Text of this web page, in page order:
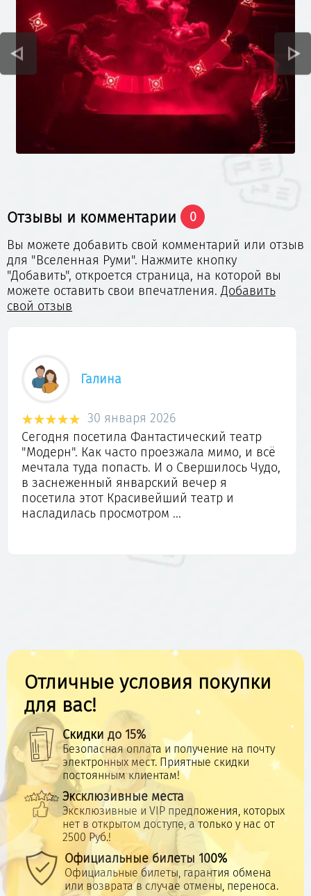
Отзывы и комментарии
0
Вы можете добавить свой комментарий или отзыв
для "Вселенная Руми". Нажмите кнопку
"Добавить", откроется страница, на которой вы
можете оставить свои впечатления.Добавить
свой отзыв
Галина
30 января 2026
Сегодня посетила Фантастический театр
"Модерн". Как часто проезжала мимо, и всё
мечтала туда попасть. И о Свершилось Чудо,
в заснеженный январский вечер я
посетила этот Красивейший театр и
насладилась просмотром ...
Отличные условия покупки
для вас!
Скидки до 15%
Безопасная оплата и получение на почту
электронных мест. Приятные скидки
постоянным клиентам!
Эксклюзивные места
Эксклюзивные и VIP предложения, которых
нет в открытом доступе, а только у нас от
2500 Руб.!
Официальные билеты 100%
Официальные билеты, гарантия обмена
или возврата в случае отмены, переноса.